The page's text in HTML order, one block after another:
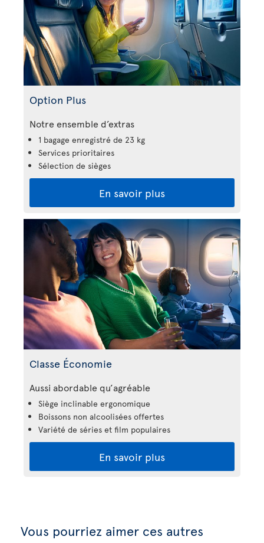
Option Plus
Notre ensemble d’extras
1 bagage enregistré de 23 kg
Services prioritaires
Sélection de sièges
En savoir plus
Classe Économie
Aussi abordable qu’agréable
Siège inclinable ergonomique
Boissons non alcoolisées offertes
Variété de séries et film populaires
En savoir plus
Vous pourriez aimer ces autres